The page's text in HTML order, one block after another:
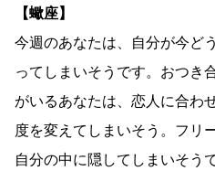
【蠍座】
今週のあなたは、自分が今ど
ってしまいそうです。おつき
がいるあなたは、恋人に合わ
度を変えてしまいそう。フリ
自分の中に隠してしまいそう